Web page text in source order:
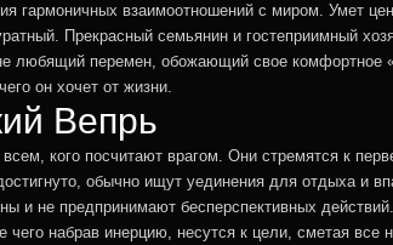
гармоничных взаимоотношений с миром. Умет
Прекрасный семьянин и гостеприимный
любящий перемен, обожающий свое комфортное
он хочет от жизни.
Вепрь
кого посчитают врагом. Они стремятся к
обычно ищут уединения для отдыха и
и не предпринимают бесперспективных
набрав инерцию, несутся к цели, сметая все